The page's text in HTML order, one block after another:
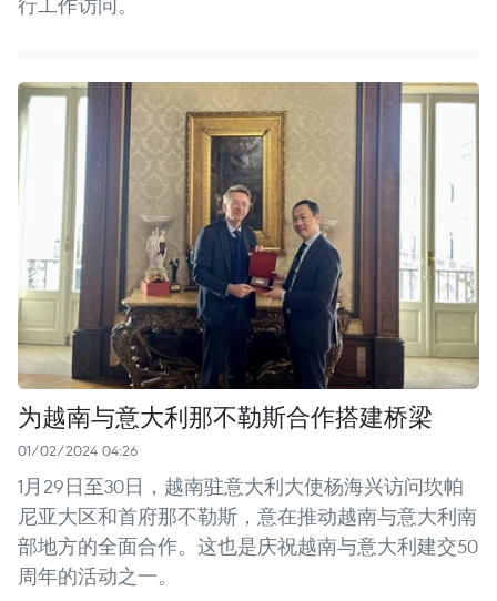
为越南与意大利那不勒斯合作搭建桥梁
01/02/2024 04:26
1月29日至30日，越南驻意大利大使杨海兴访问坎帕
尼亚大区和首府那不勒斯，意在推动越南与意大利南
部地方的全面合作。这也是庆祝越南与意大利建交50
周年的活动之一。